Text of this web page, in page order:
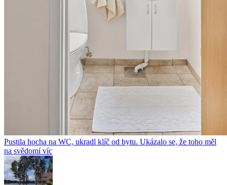
Pustila hocha na WC, ukradl klíč od bytu. Ukázalo se, že toho měl
na svědomí víc